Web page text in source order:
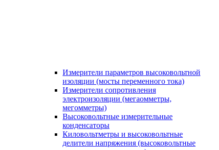
Измерители параметров высоковольтной
изоляции (мосты переменного тока)
Измерители сопротивления
электроизоляции (мегаомметры,
мегомметры)
Высоковольтные измерительные
конденсаторы
Киловольтметры и высоковольтные
делители напряжения (высоковольтные